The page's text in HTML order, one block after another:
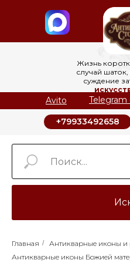
Жизнь
случай
суждение
+79933492658
Avito Telegram
Главная / Антикварные иконы и
Антикварные иконы Божией